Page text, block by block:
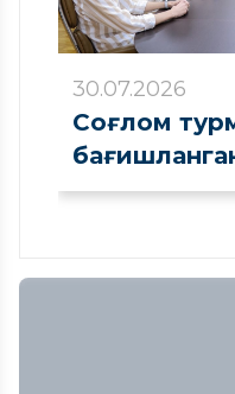
30.07.2026
Соғлом